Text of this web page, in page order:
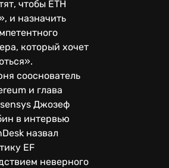
чтобы ETH
и назначить
который хочет
сооснователь
и глава
Джозеф
в интервью
назвал
EF
неверного